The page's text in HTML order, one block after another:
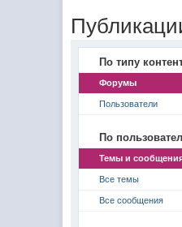
По типу
Форумы
Пользователи
По
Темы и
Все темы
Все сообщения